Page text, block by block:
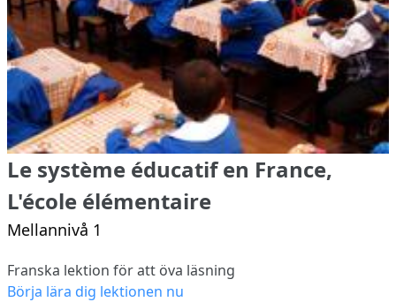
Le système éducatif en France,
L'école élémentaire
Mellannivå 1
Franska lektion för att öva läsning
Börja lära dig lektionen nu